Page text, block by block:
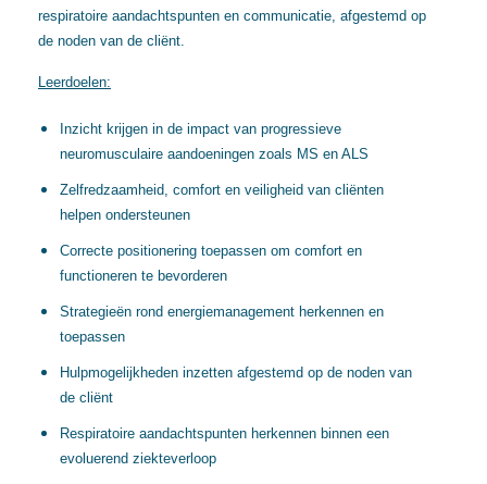
respiratoire aandachtspunten en communicatie, afgestemd op
de noden van de cliënt.
Leerdoelen:
Inzicht krijgen in de impact van progressieve
neuromusculaire aandoeningen zoals MS en ALS
Zelfredzaamheid, comfort en veiligheid van cliënten
helpen ondersteunen
Correcte positionering toepassen om comfort en
functioneren te bevorderen
Strategieën rond energiemanagement herkennen en
toepassen
Hulpmogelijkheden inzetten afgestemd op de noden van
de cliënt
Respiratoire aandachtspunten herkennen binnen een
evoluerend ziekteverloop